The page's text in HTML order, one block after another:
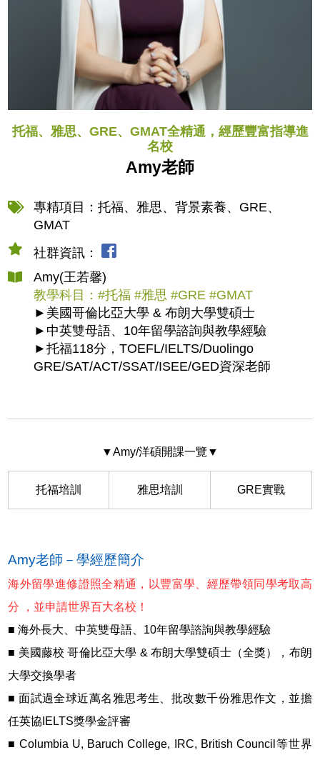
托福、雅思、GRE、GMAT全精通，經歷豐富指導進
名校
Amy老師
專精項目：托福、雅思、背景素養、GRE、
GMAT
社群資訊：
Amy(王若馨)
教學科目：#托福 #雅思 #GRE #GMAT
►美國哥倫⽐亞⼤學 & 布朗⼤學雙碩⼠
►中英雙⺟語、10年留學諮詢與教學經驗
►托福118分，TOEFL/IELTS/Duolingo
GRE/SAT/ACT/SSAT/ISEE/GED資深⽼師
▼Amy/洋碩開課一覽▼
托福培訓 雅思培訓 GRE實戰
Amy老師－學經歷簡介
海外留學進修證照全精通，以豐富學、經歷帶領同學考取高
分 ，並申請世界百大名校！
■ 海外⻑⼤、中英雙⺟語、10年留學諮詢與教學經驗
■ 美國藤校 哥倫⽐亞⼤學 & 布朗⼤學雙碩⼠（全獎），布朗
⼤學交換學者
■ 面試過全球近萬名雅思考生、批改數千份雅思作文，並擔
任英協IELTS獎學金評審
■ Columbia U, Baruch College, IRC, British Council等世界